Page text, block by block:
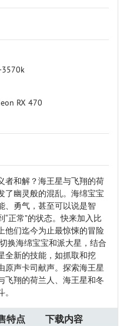
3570k
RX 470
者和解？海王星与飞翔的荷
了幽灵般的混乱。海绵宝宝
、勇气，甚至可以说是智
正常”的状态。快来加入比
他们迄今为止最惊悚的冒险
换海绵宝宝和派大星，结合
全新的技能，如抓取和挖
原声卡司献声。探索海王星
飞翔的荷兰人、海王星和冬
特点 下载内容